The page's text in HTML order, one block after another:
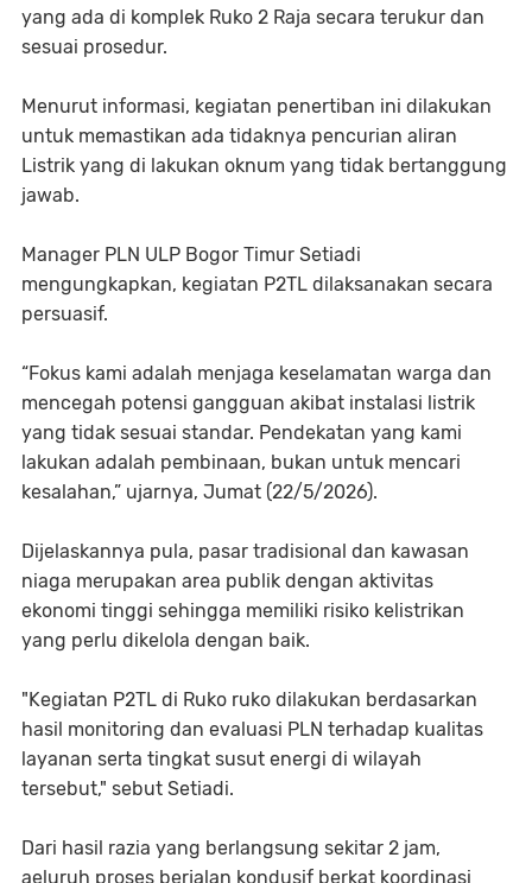
yang ada di komplek Ruko 2 Raja secara terukur dan
sesuai prosedur.
Menurut informasi, kegiatan penertiban ini dilakukan
untuk memastikan ada tidaknya pencurian aliran
Listrik yang di lakukan oknum yang tidak bertanggung
jawab.
Manager PLN ULP Bogor Timur Setiadi
mengungkapkan, kegiatan P2TL dilaksanakan secara
persuasif.
“Fokus kami adalah menjaga keselamatan warga dan
mencegah potensi gangguan akibat instalasi listrik
yang tidak sesuai standar. Pendekatan yang kami
lakukan adalah pembinaan, bukan untuk mencari
kesalahan,” ujarnya, Jumat (22/5/2026).
Dijelaskannya pula, pasar tradisional dan kawasan
niaga merupakan area publik dengan aktivitas
ekonomi tinggi sehingga memiliki risiko kelistrikan
yang perlu dikelola dengan baik.
"Kegiatan P2TL di Ruko ruko dilakukan berdasarkan
hasil monitoring dan evaluasi PLN terhadap kualitas
layanan serta tingkat susut energi di wilayah
tersebut," sebut Setiadi.
Dari hasil razia yang berlangsung sekitar 2 jam,
aeluruh proses berjalan kondusif berkat koordinasi